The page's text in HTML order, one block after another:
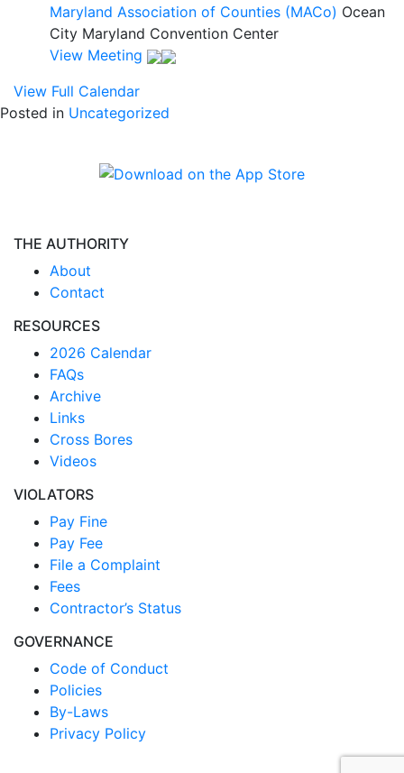
Maryland Association of Counties (MACo) Ocean
City Maryland Convention Center
View Meeting
View Full Calendar
Posted in Uncategorized
THE AUTHORITY
About
Contact
RESOURCES
2026 Calendar
FAQs
Archive
Links
Cross Bores
Videos
VIOLATORS
Pay Fine
Pay Fee
File a Complaint
Fees
Contractor’s Status
GOVERNANCE
Code of Conduct
Policies
By-Laws
Privacy Policy